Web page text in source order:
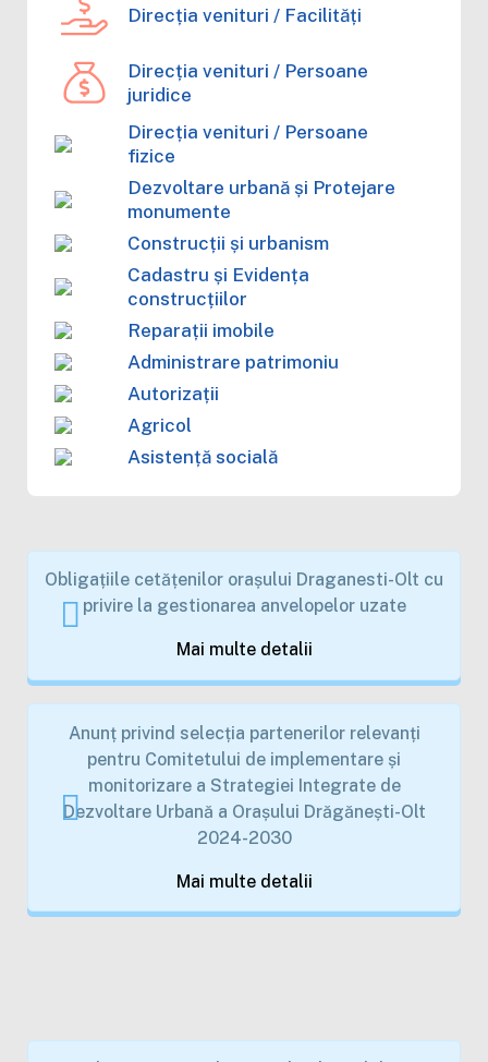
Direcția venituri / Facilități
Direcția venituri / Persoane
juridice
Direcția venituri / Persoane
fizice
Dezvoltare urbană și Protejare
monumente
Construcții și urbanism
Cadastru și Evidența
construcțiilor
Reparații imobile
Administrare patrimoniu
Autorizații
Agricol
Asistență socială
Obligațiile cetățenilor orașului Draganesti-Olt cu
privire la gestionarea anvelopelor uzate
Mai multe detalii
Anunț privind selecția partenerilor relevanți
pentru Comitetului de implementare și
monitorizare a Strategiei Integrate de
Dezvoltare Urbană a Orașului Drăgănești-Olt
2024-2030
Mai multe detalii